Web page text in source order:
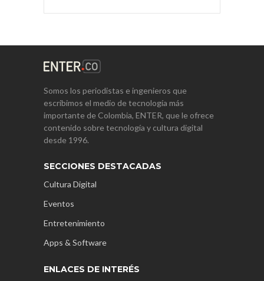
Somos los periodistas e ingenieros que
escribimos el medio de tecnología más
importante de Colombia, ENTER, que le ofrece
contenido sobre tecnología y cultura digital
desde 1996.
SECCIONES DESTACADAS
Cultura Digital
Eventos
Entretenimiento
Apps & Software
ENLACES DE INTERÉS